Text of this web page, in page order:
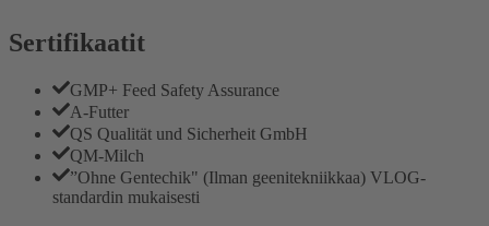
Sertifikaatit
GMP+ Feed Safety Assurance
A-Futter
QS Qualität und Sicherheit GmbH
QM-Milch
”Ohne Gentechik" (Ilman geenitekniikkaa) VLOG-
standardin mukaisesti